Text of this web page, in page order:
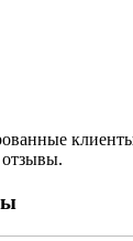
отзывы.